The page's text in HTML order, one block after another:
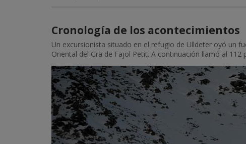
Cronología de los acontecimientos
Un excursionista situado en el refugio de Ulldeter oyó un
Oriental del Gra de Fajol Petit. A continuación llamó al